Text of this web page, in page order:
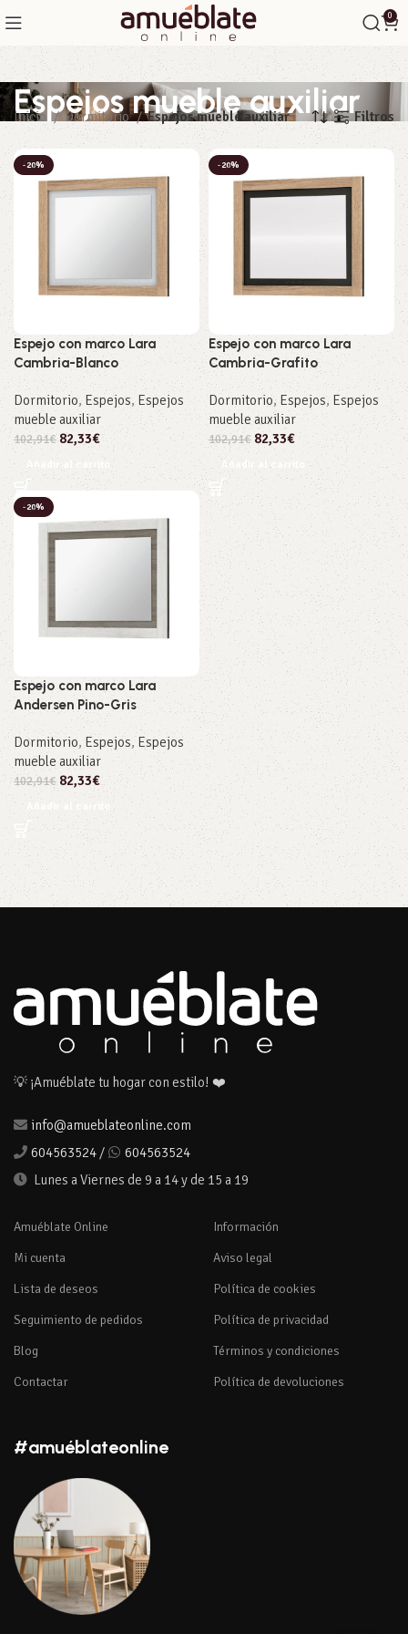
0
Espejos mueble auxiliar
Inicio Dormitorio Espejos mueble auxiliar Filtros
-20%
Espejo con marco Lara
Cambria-Blanco
Dormitorio, Espejos, Espejos
mueble auxiliar
102,91€ 82,33€
Añadir al carrito
-20%
Espejo con marco Lara
Cambria-Grafito
Dormitorio, Espejos, Espejos
mueble auxiliar
102,91€ 82,33€
Añadir al carrito
-20%
Espejo con marco Lara
Andersen Pino-Gris
Dormitorio, Espejos,Espejos
mueble auxiliar
102,91€ 82,33€
Añadir al carrito
💡 ¡Amuéblate tu hogar con estilo! ❤️
info@amueblateonline.com
604563524 /
604563524
Lunes a Viernes de 9 a 14 y de 15 a 19
Amuéblate Online
Mi cuenta
Lista de deseos
Seguimiento de pedidos
Blog
Contactar
Información
Aviso legal
Política de cookies
Política de privacidad
Términos y condiciones
Política de devoluciones
#amuéblateonline